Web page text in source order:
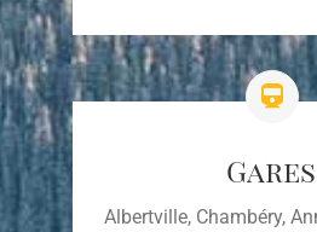
Gares
Albertville, Chambéry,